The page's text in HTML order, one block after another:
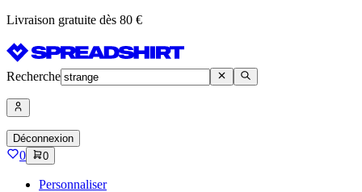
Livraison gratuite dès 80 €
Recherche
Déconnexion
0 0
Personnaliser